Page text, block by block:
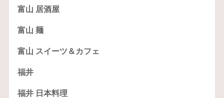
富山 居酒屋
富山 麺
富山 スイーツ＆カフェ
福井
福井 日本料理